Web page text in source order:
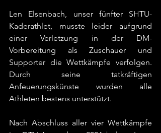
Len Elsenbach, unser fünfter SHTU-
Kaderathlet, musste leider aufgrund
einer Verletzung in der DM-
Vorbereitung als Zuschauer und
Supporter die Wettkämpfe verfolgen.
Durch seine tatkräftigen
Anfeuerungskünste wurden alle
Athleten bestens unterstützt.
Nach Abschluss aller vier Wettkämpfe